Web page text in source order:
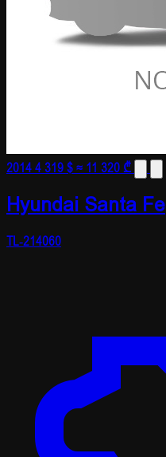
20144 319 $≈ 11 320 ₾
Hyundai Santa Fe
TL-214060